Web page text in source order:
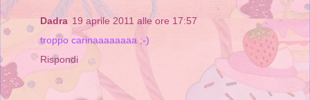
Dadra 19 aprile 2011 alle ore 17:57
troppo carinaaaaaaaa ;-)
Rispondi